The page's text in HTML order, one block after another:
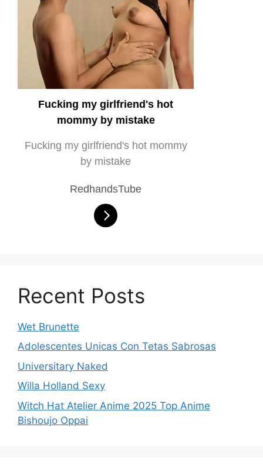
Fucking my girlfriend's hot
mommy by mistake
Fucking my girlfriend's hot mommy
by mistake
RedhandsTube
Recent Posts
Wet Brunette
Adolescentes Unicas Con Tetas Sabrosas
Universitary Naked
Willa Holland Sexy
Witch Hat Atelier Anime 2025 Top Anime
Bishoujo Oppai